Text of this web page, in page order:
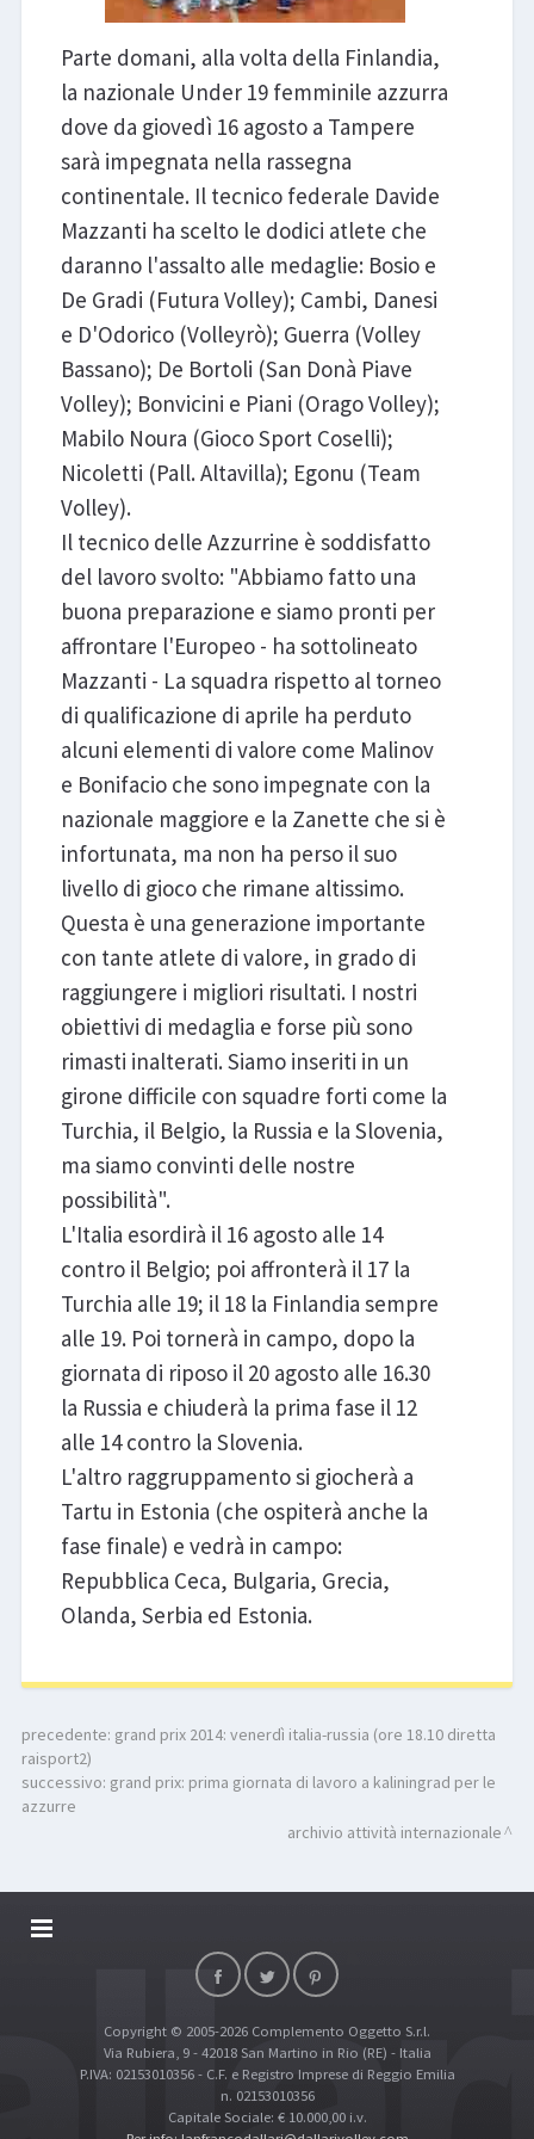
Parte domani, alla volta della Finlandia,
la nazionale Under 19 femminile azzurra
dove da giovedì 16 agosto a Tampere
sarà impegnata nella rassegna
continentale. Il tecnico federale Davide
Mazzanti ha scelto le dodici atlete che
daranno l'assalto alle medaglie: Bosio e
De Gradi (Futura Volley); Cambi, Danesi
e D'Odorico (Volleyrò); Guerra (Volley
Bassano); De Bortoli (San Donà Piave
Volley); Bonvicini e Piani (Orago Volley);
Mabilo Noura (Gioco Sport Coselli);
Nicoletti (Pall. Altavilla); Egonu (Team
Volley).
Il tecnico delle Azzurrine è soddisfatto
del lavoro svolto: "Abbiamo fatto una
buona preparazione e siamo pronti per
affrontare l'Europeo - ha sottolineato
Mazzanti - La squadra rispetto al torneo
di qualificazione di aprile ha perduto
alcuni elementi di valore come Malinov
e Bonifacio che sono impegnate con la
nazionale maggiore e la Zanette che si è
infortunata, ma non ha perso il suo
livello di gioco che rimane altissimo.
Questa è una generazione importante
con tante atlete di valore, in grado di
raggiungere i migliori risultati. I nostri
obiettivi di medaglia e forse più sono
rimasti inalterati. Siamo inseriti in un
girone difficile con squadre forti come la
Turchia, il Belgio, la Russia e la Slovenia,
ma siamo convinti delle nostre
possibilità".
L'Italia esordirà il 16 agosto alle 14
contro il Belgio; poi affronterà il 17 la
Turchia alle 19; il 18 la Finlandia sempre
alle 19. Poi tornerà in campo, dopo la
giornata di riposo il 20 agosto alle 16.30
la Russia e chiuderà la prima fase il 12
alle 14 contro la Slovenia.
L'altro raggruppamento si giocherà a
Tartu in Estonia (che ospiterà anche la
fase finale) e vedrà in campo:
Repubblica Ceca, Bulgaria, Grecia,
Olanda, Serbia ed Estonia.
precedente: grand prix 2014: venerdì italia-russia (ore 18.10 diretta
raisport2)
successivo: grand prix: prima giornata di lavoro a kaliningrad per le
azzurre
archivio attività internazionale
DALLARIVOLLEY SOSTIENE
TOP RICERCHE
SITE MAP
Copyright © 2005-2026 Complemento Oggetto S.r.l.
Via Rubiera, 9 - 42018 San Martino in Rio (RE) - Italia
P.IVA: 02153010356 - C.F. e Registro Imprese di Reggio Emilia
n. 02153010356
Capitale Sociale: € 10.000,00 i.v.